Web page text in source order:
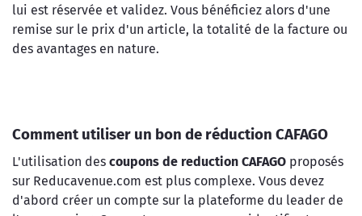
lui est réservée et validez. Vous bénéficiez alors d'une
remise sur le prix d'un article, la totalité de la facture ou
des avantages en nature.
Comment utiliser un bon de réduction CAFAGO
L'utilisation des coupons de reduction CAFAGO proposés
sur Reducavenue.com est plus complexe. Vous devez
d'abord créer un compte sur la plateforme du leader de